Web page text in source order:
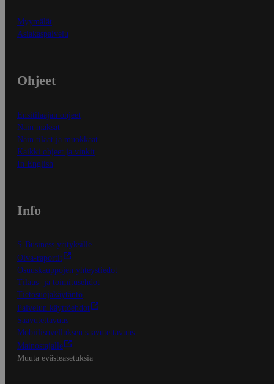
Myymälät
Asiakaspalvelu
Ohjeet
Ensitilaajan ohjeet
Näin maksat
Näin tilaat ja muokkaat
Kaikki ohjeet ja vinkit
In English
Info
S-Business yrityksille
Oiva-raportit
Osuuskauppojen yhteystiedot
Tilaus- ja toimitusehdot
Tietosuojakäytäntö
Palvelun käyttöehdot
Saavutettavuus
Mobiilisovelluksen saavutettavuus
Mainostajalle
Muuta evästeasetuksia